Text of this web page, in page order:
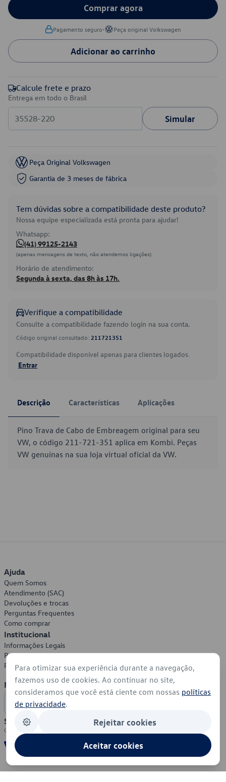
Comprar agora
Pagamento seguro• Peça original Volkswagen
Adicionar ao carrinho
Calcule frete e prazo
Entrega em todo o Brasil
Simular
Peça Original Volkswagen
Garantia de 3 meses de fábrica
Tem dúvidas sobre a compatibilidade deste produto?
Nossa equipe especializada está pronta para ajudar!
Whatsapp:
(41) 99125-2143
(apenas mensagens de texto, não atendemos ligações)
Horário de atendimento:
Segunda à sexta, das 8h às 17h.
Verifique a compatibilidade
Consulte a compatibilidade fazendo login na sua conta.
Código original consultado: 211721351
Compatibilidade disponível apenas para clientes logados.
Entrar
Descrição Características Aplicações
Pino Trava de Cabo de Embreagem original para seu
VW, o código 211-721-351 aplica em Kombi. Peças
VW genuínas na sua loja virtual oficial da VW.
Ajuda
Quem Somos
Atendimento (SAC)
Devoluções e trocas
Perguntas Frequentes
Como comprar
Institucional
Informações Legais
Política de Privacidade
Política de Cookies
Formas de Pagamento
Segurança
Para otimizar sua experiência durante a navegação,
fazemos uso de cookies. Ao continuar no site,
consideramos que você está ciente com nossas políticas
de privacidade.
Rejeitar cookies
Aceitar cookies